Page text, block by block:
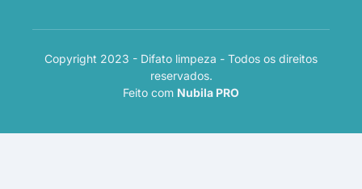
Copyright 2023 - Difato limpeza - Todos os direitos
reservados.
Feito com Nubila PRO